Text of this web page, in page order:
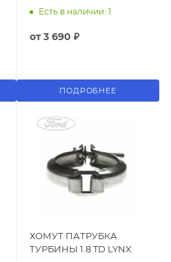
Есть в наличии: 1
от3 690 ₽
ПОДРОБНЕЕ
ХОМУТ ПАТРУБКА
ТУРБИНЫ 1.8 TD LYNX